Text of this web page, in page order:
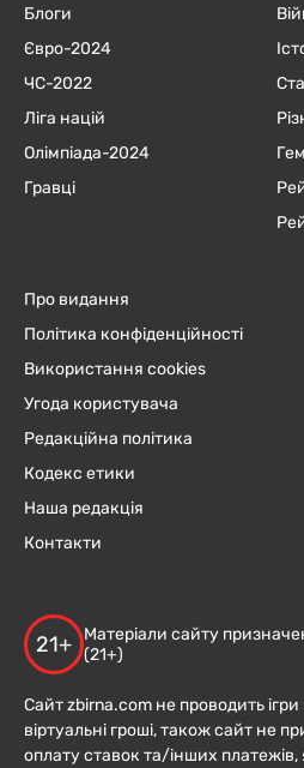
Блоги
Євро-2024
ЧC-2022
Ліга націй
Олімпіада-2024
Гравці
Про видання
Політика конфіденційності
Використання cookies
Угода користувача
Редакційна політика
Кодекс етики
Наша редакція
Контакти
21+
Матеріали сайту
(21+)
Сайт zbirna.com не проводить
віртуальні гроші, також сайт не
оплату ставок та/інших платежів,